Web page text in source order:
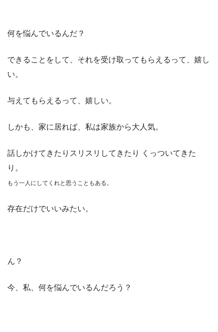
何を悩んでいるんだ？
できることをして、それを受け取ってもらえるって、嬉し
い。
与えてもらえるって、嬉しい。
しかも、家に居れば、私は家族から大人気。
話しかけてきたりスリスリしてきたり くっついてきた
り。
もう一人にしてくれと思うこともある。
存在だけでいいみたい。
ん？
今、私、何を悩んでいるんだろう？